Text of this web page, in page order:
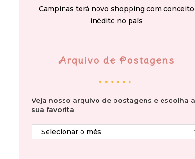
Campinas terá novo shopping com conceito
inédito no país
Arquivo de Postagens
Veja nosso arquivo de postagens e escolha a
sua favorita